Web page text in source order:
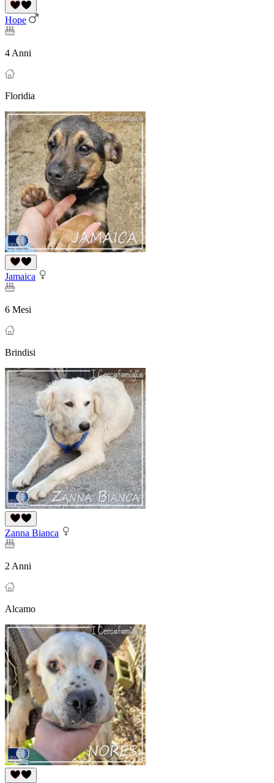
Hope
4 Anni
Floridia
Jamaica
6 Mesi
Brindisi
Zanna Bianca
2 Anni
Alcamo